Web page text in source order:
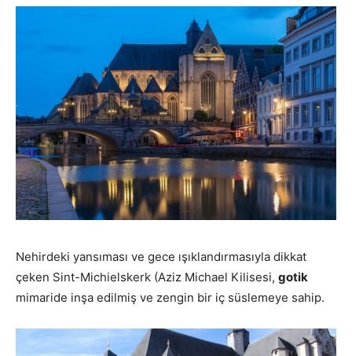
Nehirdeki yansıması ve gece ışıklandırmasıyla dikkat
çeken Sint-Michielskerk (Aziz Michael Kilisesi, gotik
mimaride inşa edilmiş ve zengin bir iç süslemeye sahip.